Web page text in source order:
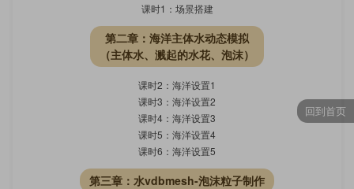
课时1：场景搭建
第二章：海洋主体水动态模拟
（主体水、溅起的水花、泡沫）
课时2：海洋设置1
课时3：海洋设置2
课时4：海洋设置3
课时5：海洋设置4
课时6：海洋设置5
第三章：水vdbmesh-泡沫粒子制作
回到首页